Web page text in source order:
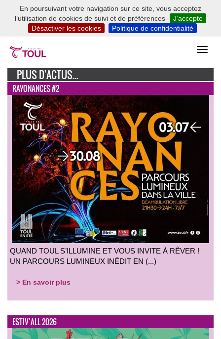
En poursuivant votre navigation sur ce site, vous acceptez
l’utilisation de cookies de suivi et de préférences
J’accepte
Désactiver les cookies
Politique de confidentialité
PLUS D'ACTUS...
RAYONANCES #2
QUAND TOUL S’ILLUMINE ET VOUS INVITE À RÊVER !
UN PARCOURS LUMINEUX INÉDIT EN (...)
> En savoir plus
ESTIV’ALL 2026